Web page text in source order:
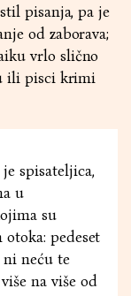
pisanja, pa je
od zaborava;
vrlo slično
ili pisci krimi
spisateljica,
u
su
pedeset
neću te
na više od